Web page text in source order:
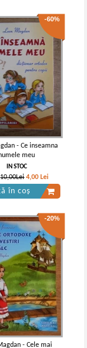
-60%
- Ce inseamna
meu
IN STOC
10,00Lei 4,00 Lei
în coș
-20%
- Cele mai